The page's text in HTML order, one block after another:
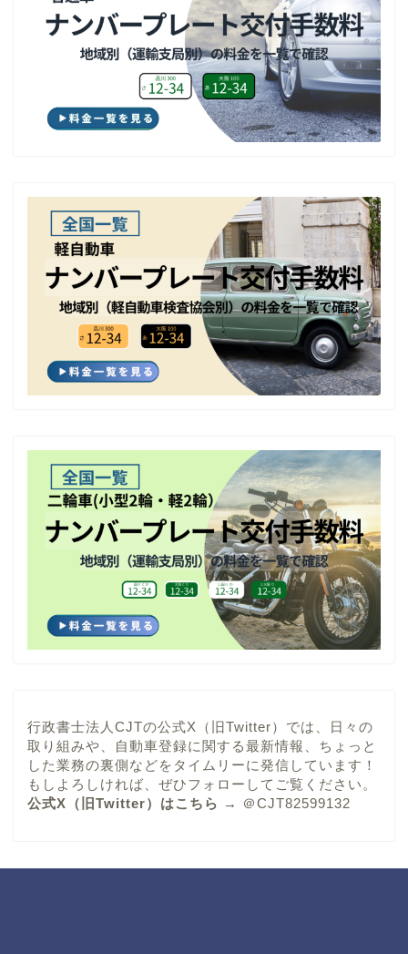
行政書士法人CJTの公式X（旧Twitter）では、日々の
取り組みや、自動車登録に関する最新情報、ちょっと
した業務の裏側などをタイムリーに発信しています！
もしよろしければ、ぜひフォローしてご覧ください。
公式X（旧Twitter）はこちら → ＠CJT82599132